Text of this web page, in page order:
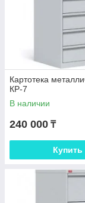
Картотека
КР-7
В наличии
240 000 ₸
Купить